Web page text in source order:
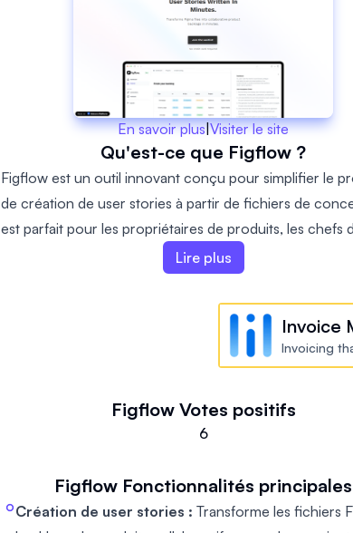
En savoir plus|Visiter le site
Qu'est-ce que Figflow ?
Figflow est un outil innovant conçu pour simplifier le
de création de user stories à partir de fichiers de
est parfait pour les propriétaires de produits, les chefs
produit et les concepteurs de produits qui souhaitent
du temps et améliorer la collaboration dans le
de produits. Avec Figflow, vous pouvez convertir vos
de conception Figma en backlogs de produits
quelques minutes, rationalisant ainsi la planification et
équipes de se concentrer sur la construction, en
tâche fastidieuse de rédaction des user stories et de
d'affiner les user stories pour plus de clarté, de
exigences du produit ou de garantir que votre
Lire plus
Invoice
Invoicing
Figflow Votes positifs
6
Figflow Fonctionnalités principales
Création de user stories : Transforme les fichiers